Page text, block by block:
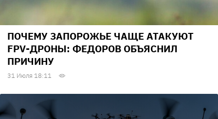
ПОЧЕМУ ЗАПОРОЖЬЕ ЧАЩЕ АТАКУЮТ
FPV-ДРОНЫ: ФЕДОРОВ ОБЪЯСНИЛ
ПРИЧИНУ
31 Июля 18:11